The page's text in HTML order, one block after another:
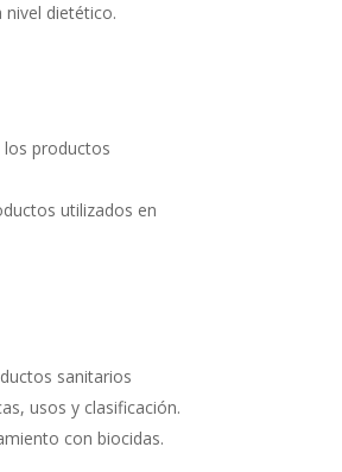
dietético.
los productos
utilizados en
sanitarios
usos y clasificación.
con biocidas.